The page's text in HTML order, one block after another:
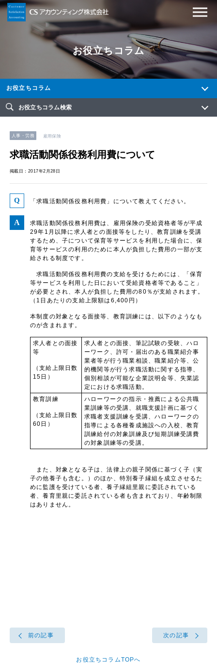
お役立ちコラム
お役立ちコラム
お役立ちコラム検索
人事・労務 雇用保険
求職活動関係役務利用費について
掲載日：2017年2月28日
「求職活動関係役務利用費」について教えてください。
求職活動関係役務利用費は、雇用保険の受給資格者等が平成
29年1月以降に求人者との面接等をしたり、教育訓練を受講
するため、子について保育等サービスを利用した場合に、保
育等サービスの利用のために本人が負担した費用の一部が支
給される制度です。
求職活動関係役務利用費の支給を受けるためには、「保育
等サービスを利用した日において受給資格者等であること」
が必要とされ、本人が負担した費用の80％が支給されます。
（1日あたりの支給上限額は6,400円）
本制度の対象となる面接等、教育訓練には、以下のようなも
のが含まれます。
求人者との面接
等
（支給上限日数
15日）
求人者との面接、筆記試験の受験、ハロ
ーワーク、許可・届出のある職業紹介事
業者等が行う職業相談、職業紹介等、公
的機関等が行う求職活動に関する指導、
個別相談が可能な企業説明会等、失業認
定における求職活動。
教育訓練
（支給上限日数
60日）
ハローワークの指示・推薦による公共職
業訓練等の受講、就職支援計画に基づく
求職者支援訓練を受講、ハローワークの
指導による各種養成施設への入校、教育
訓練給付の対象訓練及び短期訓練受講費
の対象訓練等の受講。
また、対象となる子は、法律上の親子関係に基づく子（実
子の他養子も含む。）のほか、特別養子縁組を成立させるた
めに監護を受けている者、養子縁組里親に委託されている
者、養育里親に委託されている者も含まれており、年齢制限
はありません。
前の記事
お役立ちコラムTOPへ
次の記事